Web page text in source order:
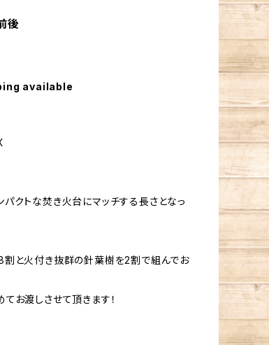
後
available
クトな焚き火台にマッチする長さとなっ
と火付き抜群の針葉樹を2割で組んでお
お渡しさせて頂きます！